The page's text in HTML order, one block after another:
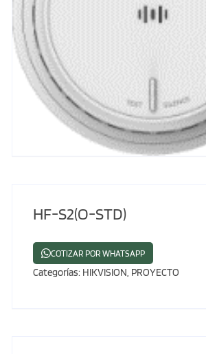
HF-S2(O-STD)
COTIZAR POR WHATSAPP
Categorías: HIKVISION, PROYECTO